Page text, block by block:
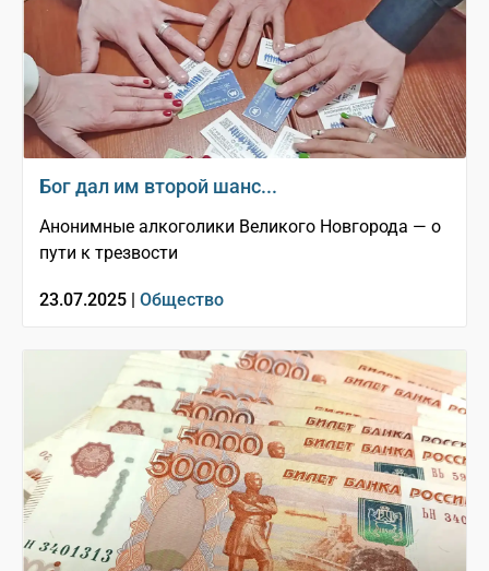
Бог дал им второй шанс...
Анонимные алкоголики Великого Новгорода — о
пути к трезвости
23.07.2025 | Общество